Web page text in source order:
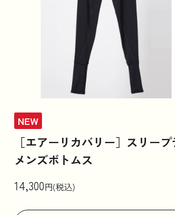
NEW
［エアーリカバリー］スリー
メンズボトムス
14,300円(税込)